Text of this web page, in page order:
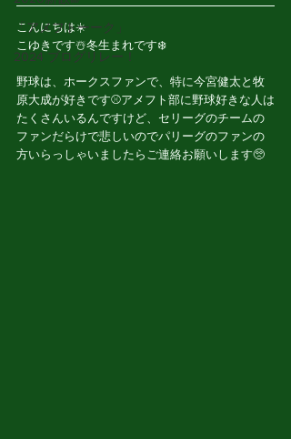
「アメフトーーク」
2024 ブログリレー！
こんにちは☀️
こゆきです☃️冬生まれです❄️
野球は、ホークスファンで、特に今宮健太と牧
原大成が好きです⚾️アメフト部に野球好きな人は
たくさんいるんですけど、セリーグのチームの
ファンだらけで悲しいのでパリーグのファンの
方いらっしゃいましたらご連絡お願いします🥺